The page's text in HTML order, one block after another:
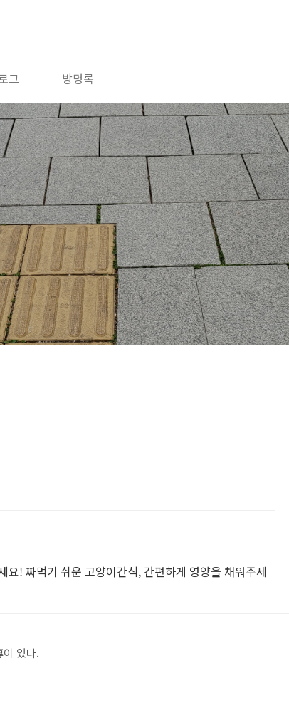
그 방명록
요! 짜먹기 쉬운 고양이간식, 간편하게 영양을 채워주세
있다.